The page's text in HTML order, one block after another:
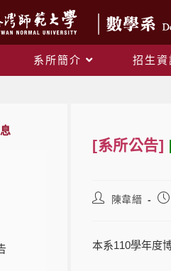
系所簡介 招生資
[系所公告]
陳韋縉
本系110學年度